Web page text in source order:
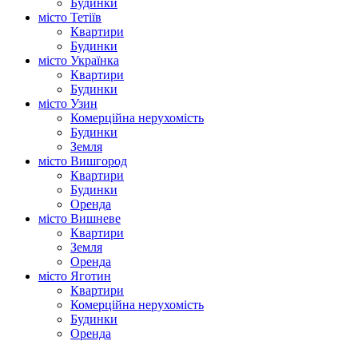
місто Тетіїв
Квартири
Будинки
місто Українка
Квартири
Будинки
місто Узин
Комерційна нерухомість
Будинки
Земля
місто Вишгород
Квартири
Будинки
Оренда
місто Вишневе
Квартири
Земля
Оренда
місто Яготин
Квартири
Комерційна нерухомість
Будинки
Оренда